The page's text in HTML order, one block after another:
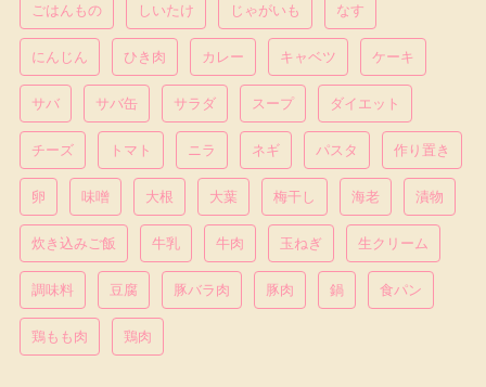
ごはんもの しいたけ じゃがいも なす
にんじん ひき肉 カレー キャベツ ケーキ
サバ サバ缶 サラダ スープ ダイエット
チーズ トマト ニラ ネギ パスタ 作り置き
卵 味噌 大根 大葉 梅干し 海老 漬物
炊き込みご飯 牛乳 牛肉 玉ねぎ 生クリーム
調味料 豆腐 豚バラ肉 豚肉 鍋 食パン
鶏もも肉 鶏肉